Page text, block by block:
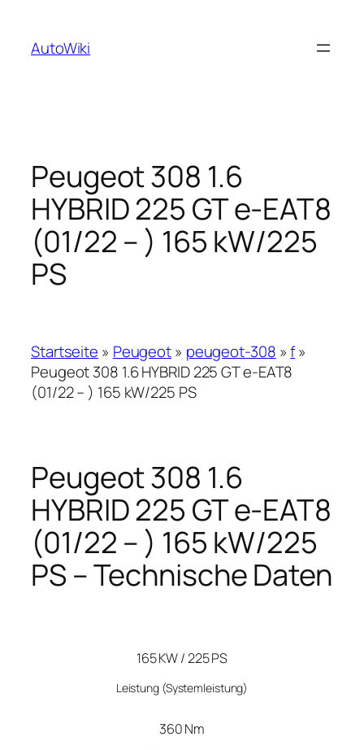
springen
AutoWiki
Peugeot 308 1.6
HYBRID 225 GT e-EAT8
(01/22 – ) 165 kW/225
PS
Startseite » Peugeot» peugeot-308 »f»
Peugeot 308 1.6 HYBRID 225 GT e-EAT8
(01/22 – ) 165 kW/225 PS
Peugeot 308 1.6
HYBRID 225 GT e-EAT8
(01/22 – ) 165 kW/225
PS – Technische Daten
165 KW / 225 PS
Leistung(Systemleistung)
360 Nm